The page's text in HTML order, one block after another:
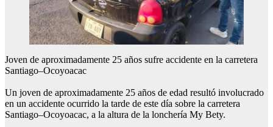
Joven de aproximadamente 25 años sufre accidente en la carretera
Santiago–Ocoyoacac
Un joven de aproximadamente 25 años de edad resultó involucrado
en un accidente ocurrido la tarde de este día sobre la carretera
Santiago–Ocoyoacac, a la altura de la lonchería My Bety.